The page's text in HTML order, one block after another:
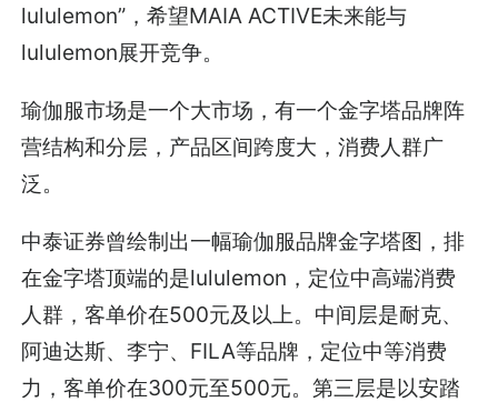
lululemon”，希望MAIA ACTIVE未来能与
lululemon展开竞争。
瑜伽服市场是一个大市场，有一个金字塔品牌阵
营结构和分层，产品区间跨度大，消费人群广
泛。
中泰证券曾绘制出一幅瑜伽服品牌金字塔图，排
在金字塔顶端的是lululemon，定位中高端消费
人群，客单价在500元及以上。中间层是耐克、
阿迪达斯、李宁、FILA等品牌，定位中等消费
力，客单价在300元至500元。第三层是以安踏